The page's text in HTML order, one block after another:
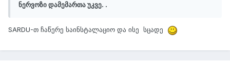
ნერვოზი დამემართა უკვე. .
SARDU-თ ჩაწერე საინსტალაციო და ისე სცადე